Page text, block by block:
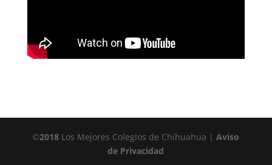
©2018 Los Mejores Colegios de Chihuahua |Aviso
de Privacidad